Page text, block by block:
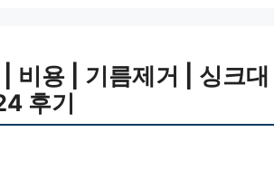
비용 | 기름제거 | 싱크대
후기